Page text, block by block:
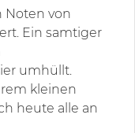
Noten von
Ein samtiger
umhüllt.
kleinen
heute alle an